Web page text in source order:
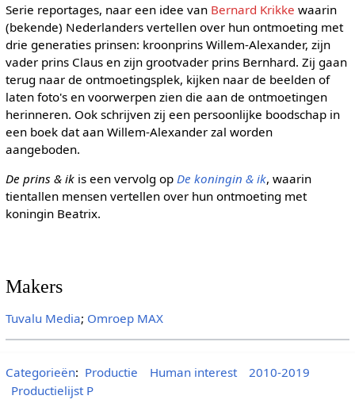
Serie reportages, naar een idee van Bernard Krikke waarin
(bekende) Nederlanders vertellen over hun ontmoeting met
drie generaties prinsen: kroonprins Willem-Alexander, zijn
vader prins Claus en zijn grootvader prins Bernhard. Zij gaan
terug naar de ontmoetingsplek, kijken naar de beelden of
laten foto's en voorwerpen zien die aan de ontmoetingen
herinneren. Ook schrijven zij een persoonlijke boodschap in
een boek dat aan Willem-Alexander zal worden
aangeboden.
De prins & ikis een vervolg op De koningin & ik, waarin
tientallen mensen vertellen over hun ontmoeting met
koningin Beatrix.
Makers
Tuvalu Media; Omroep MAX
Categorieën: Productie Human interest
2010-2019
Productielijst P